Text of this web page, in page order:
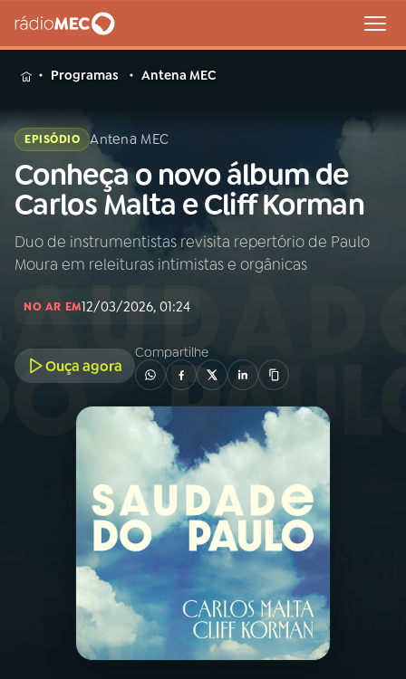
MENU
Buscar
na
Rádio
MEC
Buscar
Início AO VIVO
PROGRAMAÇÃO
PROGRAMAS
PODCASTS
VIDEOCASTS
Programas Antena MEC
EPISÓDIO Antena MEC
Conheça o novo álbum de
Carlos Malta e Cliff Korman
Duo de instrumentistas revisita repertório de Paulo
Moura em releituras intimistas e orgânicas
NO AR EM12/03/2026, 01:24
Ouça agora
Compartilhe